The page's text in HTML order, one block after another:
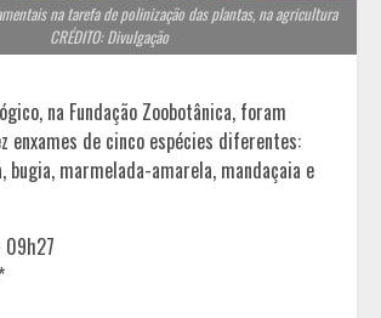
na tarefa de polinização das plantas, na agricultura
CRÉDITO: Divulgação
na Fundação Zoobotânica, foram
enxames de cinco espécies diferentes:
marmelada-amarela, mandaçaia e